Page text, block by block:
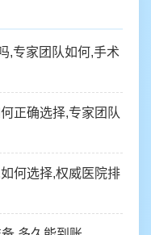
,专家团队如何,手术
正确选择,专家团队
何选择,权威医院排